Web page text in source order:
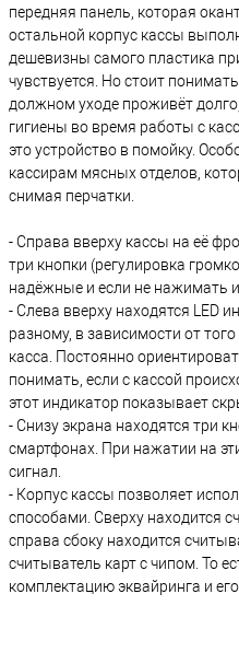
передняя панель, которая
остальной корпус кассы
дешевизны самого пластика
чувствуется. Но стоит
должном уходе проживёт
гигиены во время работы с
это устройство в помойку.
кассирам мясных отделов,
снимая перчатки.
- Справа вверху кассы на её
три кнопки (регулировка
надёжные и если не нажимать
- Слева вверху находятся LED
разному, в зависимости от
касса. Постоянно
понимать, если с кассой
этот индикатор показывает
- Снизу экрана находятся три
смартфонах. При нажатии на
сигнал.
- Корпус кассы позволяет
способами. Сверху находится
справа сбоку находится
считыватель карт с чипом. То
комплектацию эквайринга и